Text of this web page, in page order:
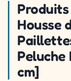
Housse
Peluche
cm]